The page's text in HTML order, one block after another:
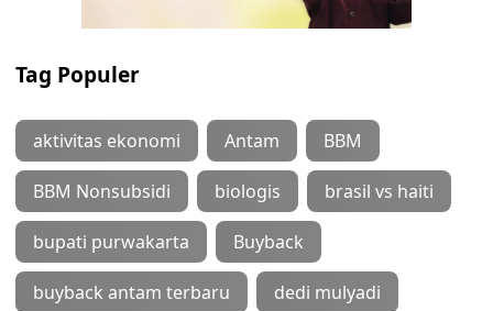
Tag Populer
aktivitas ekonomi Antam BBM
BBM Nonsubsidi biologis brasil vs haiti
bupati purwakarta Buyback
buyback antam terbaru dedi mulyadi